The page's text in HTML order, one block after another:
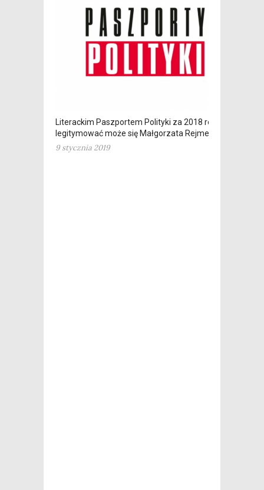
Literackim Paszportem Polityki za 2018 rok
legitymować może się Małgorzata Rejmer
9 stycznia 2019